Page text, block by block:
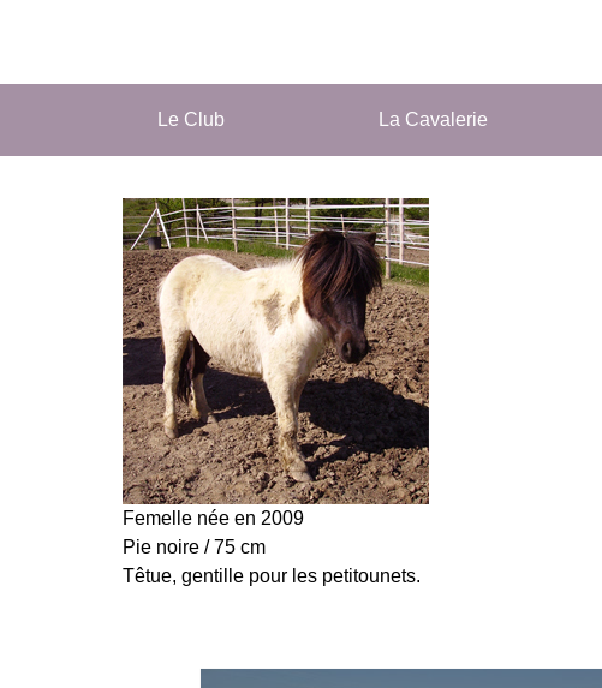
Le Club La Cavalerie
Femelle née en 2009
Pie noire / 75 cm
Têtue, gentille pour les petitounets.